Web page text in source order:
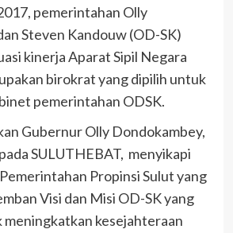
pemerintahan Olly
Steven Kandouw (OD-SK)
kinerja Aparat Sipil Negara
birokrat yang dipilih untuk
pemerintahan ODSK.
Gubernur Olly Dondokambey,
SULUTHEBAT, menyikapi
Propinsi Sulut yang
Visi dan Misi OD-SK yang
kesejahteraan